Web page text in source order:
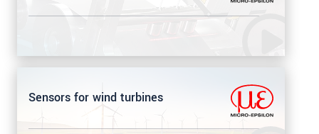
Sensors for wind turbines